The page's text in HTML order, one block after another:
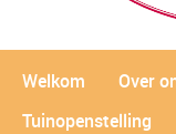
Welkom Over
Tuinopenstelling